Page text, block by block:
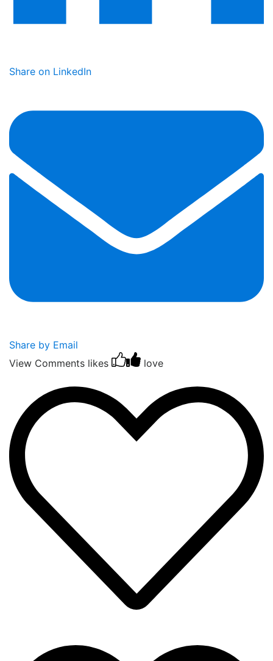
Share on LinkedIn
Share by Email
View Comments likes love